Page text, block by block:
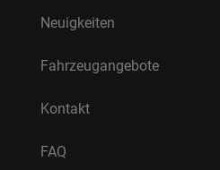
Neuigkeiten
Fahrzeugangebote
Kontakt
FAQ